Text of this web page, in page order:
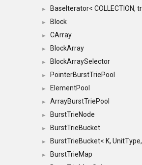
► BaseIterator< COLLECTION,
► Block
► CArray
► BlockArray
► BlockArraySelector
► PointerBurstTriePool
► ElementPool
► ArrayBurstTriePool
► BurstTrieNode
► BurstTrieBucket
► BurstTrieBucket< K, UnitType,
►
BurstTrieMap